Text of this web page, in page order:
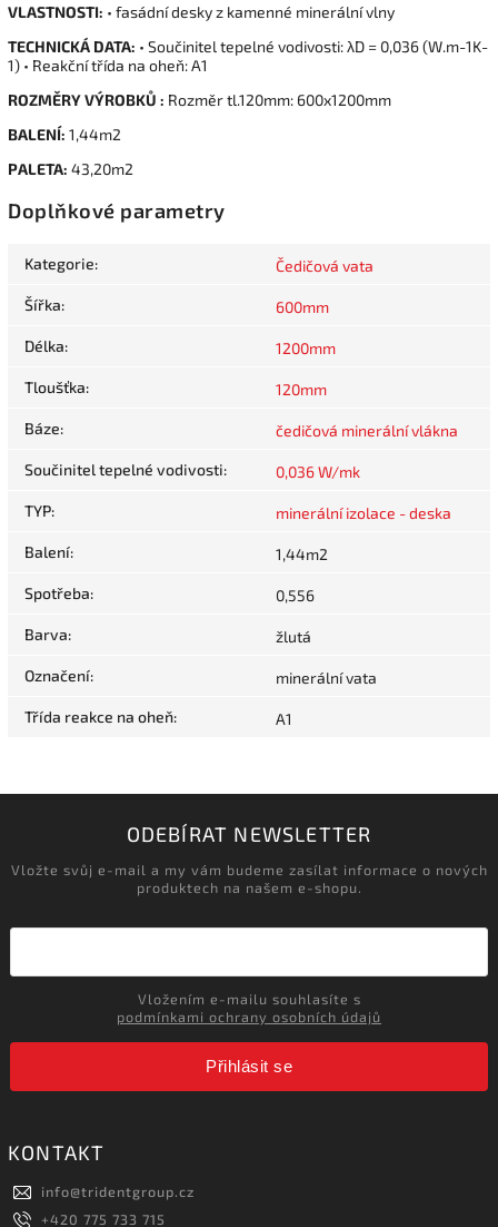
VLASTNOSTI: • fasádní desky z kamenné minerální vlny
TECHNICKÁ DATA: • Součinitel tepelné vodivosti: λD = 0,036 (W.m-1K-
1) • Reakční třída na oheň: A1
ROZMĚRY VÝROBKŮ : Rozměr tl.120mm: 600x1200mm
BALENÍ: 1,44m2
PALETA: 43,20m2
Doplňkové parametry
Kategorie: Čedičová vata
Šířka: 600mm
Délka: 1200mm
Tloušťka: 120mm
Báze: čedičová minerální vlákna
Součinitel tepelné vodivosti: 0,036 W/mk
TYP: minerální izolace - deska
Balení: 1,44m2
Spotřeba: 0,556
Barva: žlutá
Označení: minerální vata
Třída reakce na oheň: A1
ODEBÍRAT NEWSLETTER
Vložte svůj e-mail a my vám budeme zasílat informace o nových
produktech na našem e-shopu.
podmínkami ochrany osobních údajů
Přihlásit se
KONTAKT
info@tridentgroup.cz
+420 775 733 715